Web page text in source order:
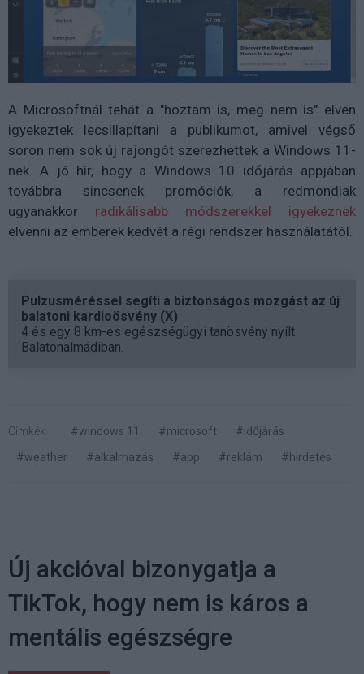
A Microsoftnál tehát a "hoztam is, meg nem is" elven
igyekeztek lecsillapítani a publikumot, amivel végső
soron nem sok új rajongót szerezhettek a Windows 11-
nek. A jó hír, hogy a Windows 10 időjárás appjában
továbbra sincsenek promóciók, a redmondiak
ugyanakkor radikálisabb módszerekkel igyekeznek
elvenni az emberek kedvét a régi rendszer használatától.
Pulzusméréssel segíti a biztonságos mozgást az új
balatoni kardioösvény (X)
4 és egy 8 km-es egészségügyi tanösvény nyílt
Balatonalmádiban.
Címkék: #windows 11 #microsoft
#időjárás
#weather
#alkalmazás #app #reklám #hirdetés
Új akcióval bizonygatja a
TikTok, hogy nem is káros a
mentális egészségre